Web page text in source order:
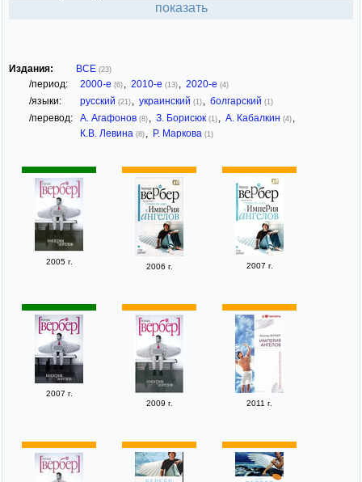
показать
Издания: ВСЕ (23)
/период: 2000-е (6) , 2010-е (13) , 2020-е (4)
/языки: русский (21) , украинский (1) , болгарский (1)
/перевод: А. Агафонов (8) , З. Борисюк (1) , А. Кабалкин (4) ,
К.В. Левина (8) , Р. Маркова (1)
2005 г.
2006 г. 2007 г.
2007 г.
2009 г.
2011 г.